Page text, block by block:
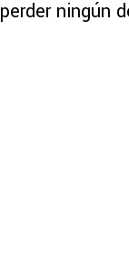
perder ningún